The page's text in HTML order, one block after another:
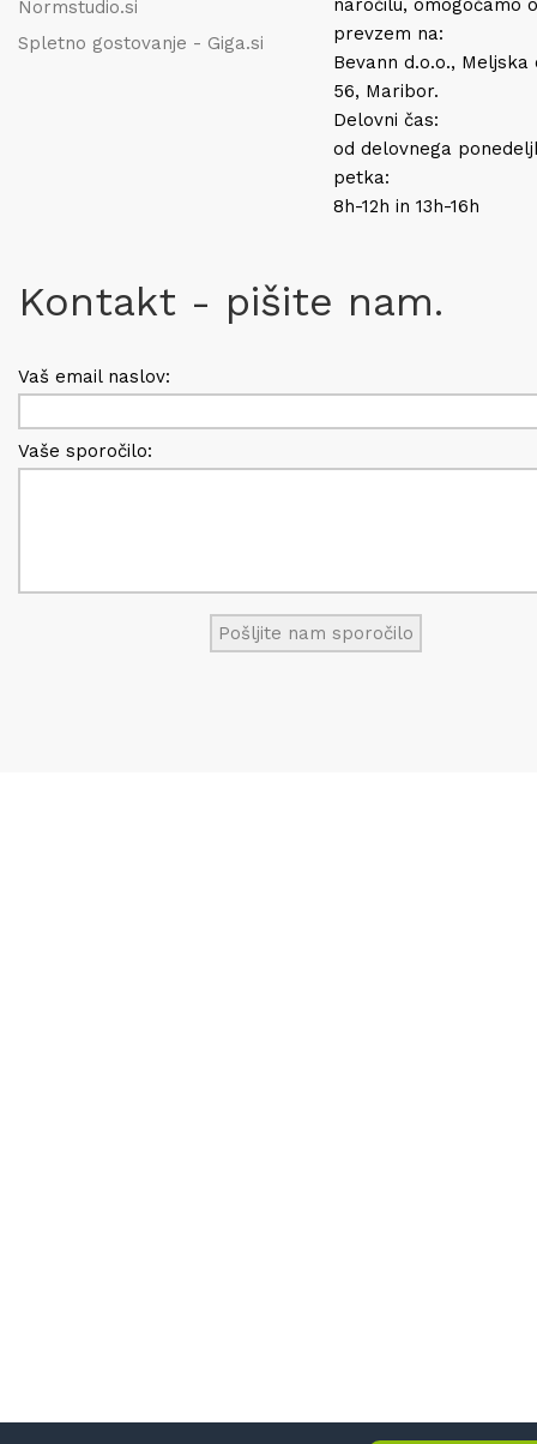
Normstudio.si
Spletno gostovanje - Giga.si
naročilu, omogočamo
prevzem na:
Bevann d.o.o., Meljska
56, Maribor.
Delovni čas:
od delovnega
petka:
8h-12h in 13h-16h
Kontakt - pišite nam.
Vaš email naslov:
Vaše sporočilo: